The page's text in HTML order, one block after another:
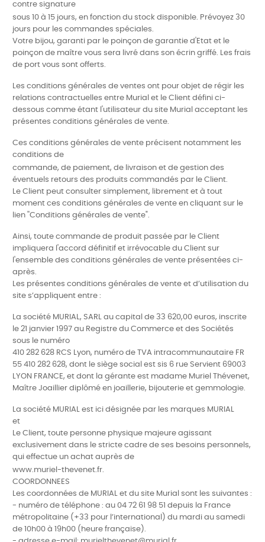
contre signature
sous 10 à 15 jours, en fonction du stock disponible. Prévoyez 30
jours pour les commandes spéciales.
Votre bijou, garanti par le poinçon de garantie d'Etat et le
poinçon de maître vous sera livré dans son écrin griffé. Les frais
de port vous sont offerts.
Les conditions générales de ventes ont pour objet de régir les
relations contractuelles entre Murial et le Client défini ci-
dessous comme étant l'utilisateur du site Murial acceptant les
présentes conditions générales de vente.
Ces conditions générales de vente précisent notamment les
conditions de
commande, de paiement, de livraison et de gestion des
éventuels retours des produits commandés par le Client.
Le Client peut consulter simplement, librement et à tout
moment ces conditions générales de vente en cliquant sur le
lien ''Conditions générales de vente".
Ainsi, toute commande de produit passée par le Client
impliquera l'accord définitif et irrévocable du Client sur
l'ensemble des conditions générales de vente présentées ci-
après.
Les présentes conditions générales de vente et d’utilisation du
site s’appliquent entre :
La société MURIAL, SARL au capital de 33 620,00 euros, inscrite
le 21 janvier 1997 au Registre du Commerce et des Sociétés
sous le numéro
410 282 628 RCS Lyon, numéro de TVA intracommunautaire FR
55 410 282 628, dont le siège social est sis 6 rue Servient 69003
LYON FRANCE, et dont la gérante est madame Muriel Thévenet,
Maître Joaillier diplômé en joaillerie, bijouterie et gemmologie.
La société MURIAL est ici désignée par les marques MURIAL
et
Le Client, toute personne physique majeure agissant
exclusivement dans le stricte cadre de ses besoins personnels,
qui effectue un achat auprès de
www.muriel-thevenet.fr.
COORDONNEES
Les coordonnées de MURIAL et du site Murial sont les suivantes :
- numéro de téléphone : au 04 72 61 98 51 depuis la France
métropolitaine (+33 pour l’international) du mardi au samedi
de 10h00 à 19h00 (heure française).